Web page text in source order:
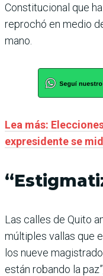
Constitucional que
reprochó en medio
mano.
Lea más:
expresidente se
Las calles de Quito
múltiples vallas que
los nueve
están robando la